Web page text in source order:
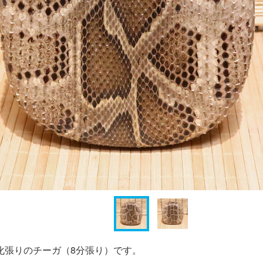
張りのチーガ（8分張り）です。